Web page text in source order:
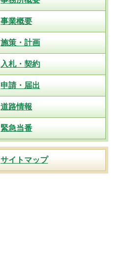
事業概要
施策・計画
入札・契約
申請・届出
道路情報
緊急当番
サイトマップ